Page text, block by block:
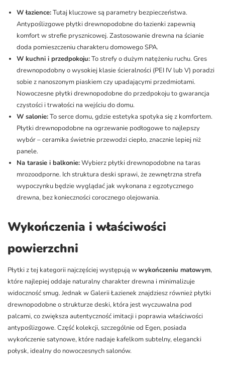
W łazience:Tutaj kluczowe są parametry bezpieczeństwa.
Antypoślizgowe płytki drewnopodobne do łazienki zapewnią
komfort w strefie prysznicowej. Zastosowanie drewna na ścianie
doda pomieszczeniu charakteru domowego SPA.
W kuchni i przedpokoju:To strefy o dużym natężeniu ruchu. Gres
drewnopodobny o wysokiej klasie ścieralności (PEI IV lub V) poradzi
sobie z nanoszonym piaskiem czy upadającymi przedmiotami.
Nowoczesne płytki drewnopodobne do przedpokoju to gwarancja
czystości i trwałości na wejściu do domu.
W salonie:To serce domu, gdzie estetyka spotyka się z komfortem.
Płytki drewnopodobne na ogrzewanie podłogowe to najlepszy
wybór – ceramika świetnie przewodzi ciepło, znacznie lepiej niż
panele.
Na tarasie i balkonie:Wybierz płytki drewnopodobne na taras
mrozoodporne. Ich struktura deski sprawi, że zewnętrzna strefa
wypoczynku będzie wyglądać jak wykonana z egzotycznego
drewna, bez konieczności corocznego olejowania.
Wykończenia i właściwości
powierzchni
Płytki z tej kategorii najczęściej występują wwykończeniu matowym,
które najlepiej oddaje naturalny charakter drewna i minimalizuje
widoczność smug. Jednak w Galerii Łazienek znajdziesz również płytki
drewnopodobne o strukturze deski, która jest wyczuwalna pod
palcami, co zwiększa autentyczność imitacji i poprawia właściwości
antypoślizgowe. Część kolekcji, szczególnie od Egen, posiada
wykończenie satynowe, które nadaje kafelkom subtelny, elegancki
połysk, idealny do nowoczesnych salonów.